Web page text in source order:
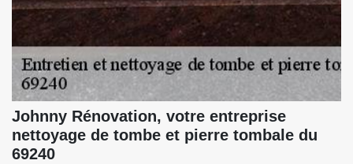
Johnny Rénovation, votre entreprise
nettoyage de tombe et pierre tombale du
69240